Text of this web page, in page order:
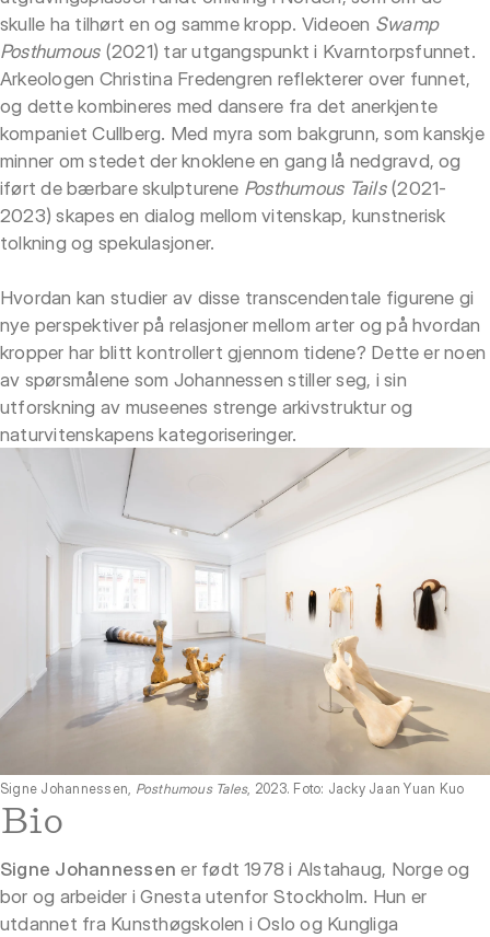
skulle ha tilhørt en og samme kropp. Videoen Swamp
Posthumous(2021) tar utgangspunkt i Kvarntorpsfunnet.
Arkeologen Christina Fredengren reflekterer over funnet,
og dette kombineres med dansere fra det anerkjente
kompaniet Cullberg. Med myra som bakgrunn, som kanskje
minner om stedet der knoklene en gang lå nedgravd, og
iført de bærbare skulpturene Posthumous Tails(2021-
2023) skapes en dialog mellom vitenskap, kunstnerisk
tolkning og spekulasjoner.
Hvordan kan studier av disse transcendentale figurene gi
nye perspektiver på relasjoner mellom arter og på hvordan
kropper har blitt kontrollert gjennom tidene? Dette er noen
av spørsmålene som Johannessen stiller seg, i sin
utforskning av museenes strenge arkivstruktur og
naturvitenskapens kategoriseringer.
Signe Johannessen, Posthumous Tales, 2023. Foto: Jacky Jaan Yuan Kuo
Bio
Signe Johannessen er født 1978 i Alstahaug, Norge og
bor og arbeider i Gnesta utenfor Stockholm. Hun er
utdannet fra Kunsthøgskolen i Oslo og Kungliga